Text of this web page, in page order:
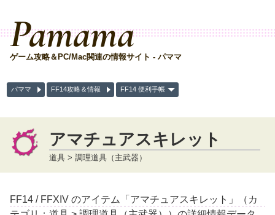
Pamama
ゲーム攻略＆PC/Mac関連の情報サイト - パママ
パママ FF14攻略＆情報 FF14 便利手帳
アマチュアスキレット
道具 > 調理道具（主武器）
FF14 / FFXIV のアイテム「アマチュアスキレット」（カ